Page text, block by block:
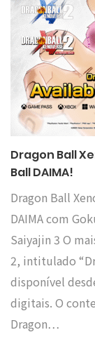
Dragon Ball
Ball DAIMA!
Dragon Ball
DAIMA com
Saiyajin 3 O
2, intitulado
disponível
digitais. O
Dragon…